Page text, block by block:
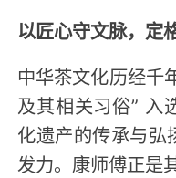
以匠心守文脉，定
中华茶文化历经千
及其相关习俗” 入
化遗产的传承与弘
发力。康师傅正是